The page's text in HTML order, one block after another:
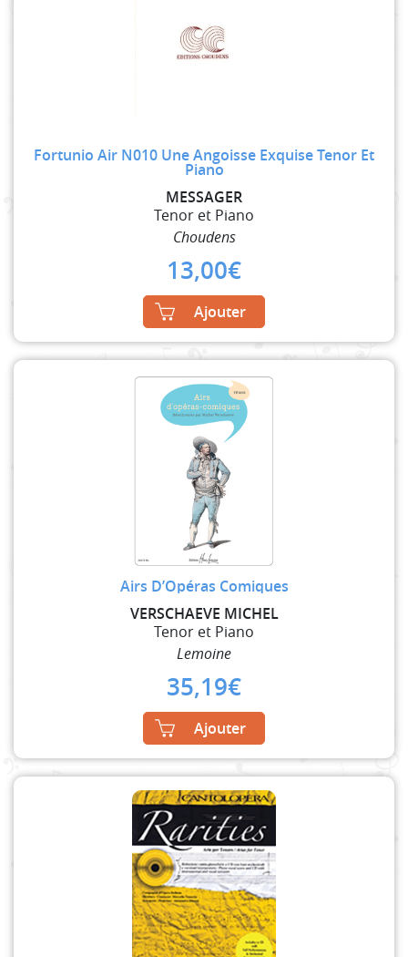
Fortunio Air N010 Une Angoisse Exquise Tenor Et
Piano
MESSAGER
Tenor et Piano
Choudens
13,00€
Ajouter
Airs D’Opéras Comiques
VERSCHAEVE MICHEL
Tenor et Piano
Lemoine
35,19€
Ajouter